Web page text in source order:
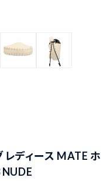
レディース MATE ホ